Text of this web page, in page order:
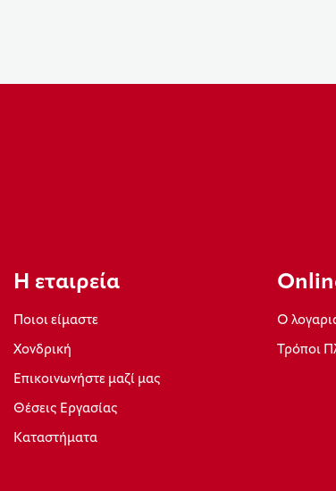
Η εταιρεία
Ποιοι είμαστε
Xονδρική
Επικοινωνήστε μαζί μας
Θέσεις Εργασίας
Καταστήματα
Ο
Τρόποι